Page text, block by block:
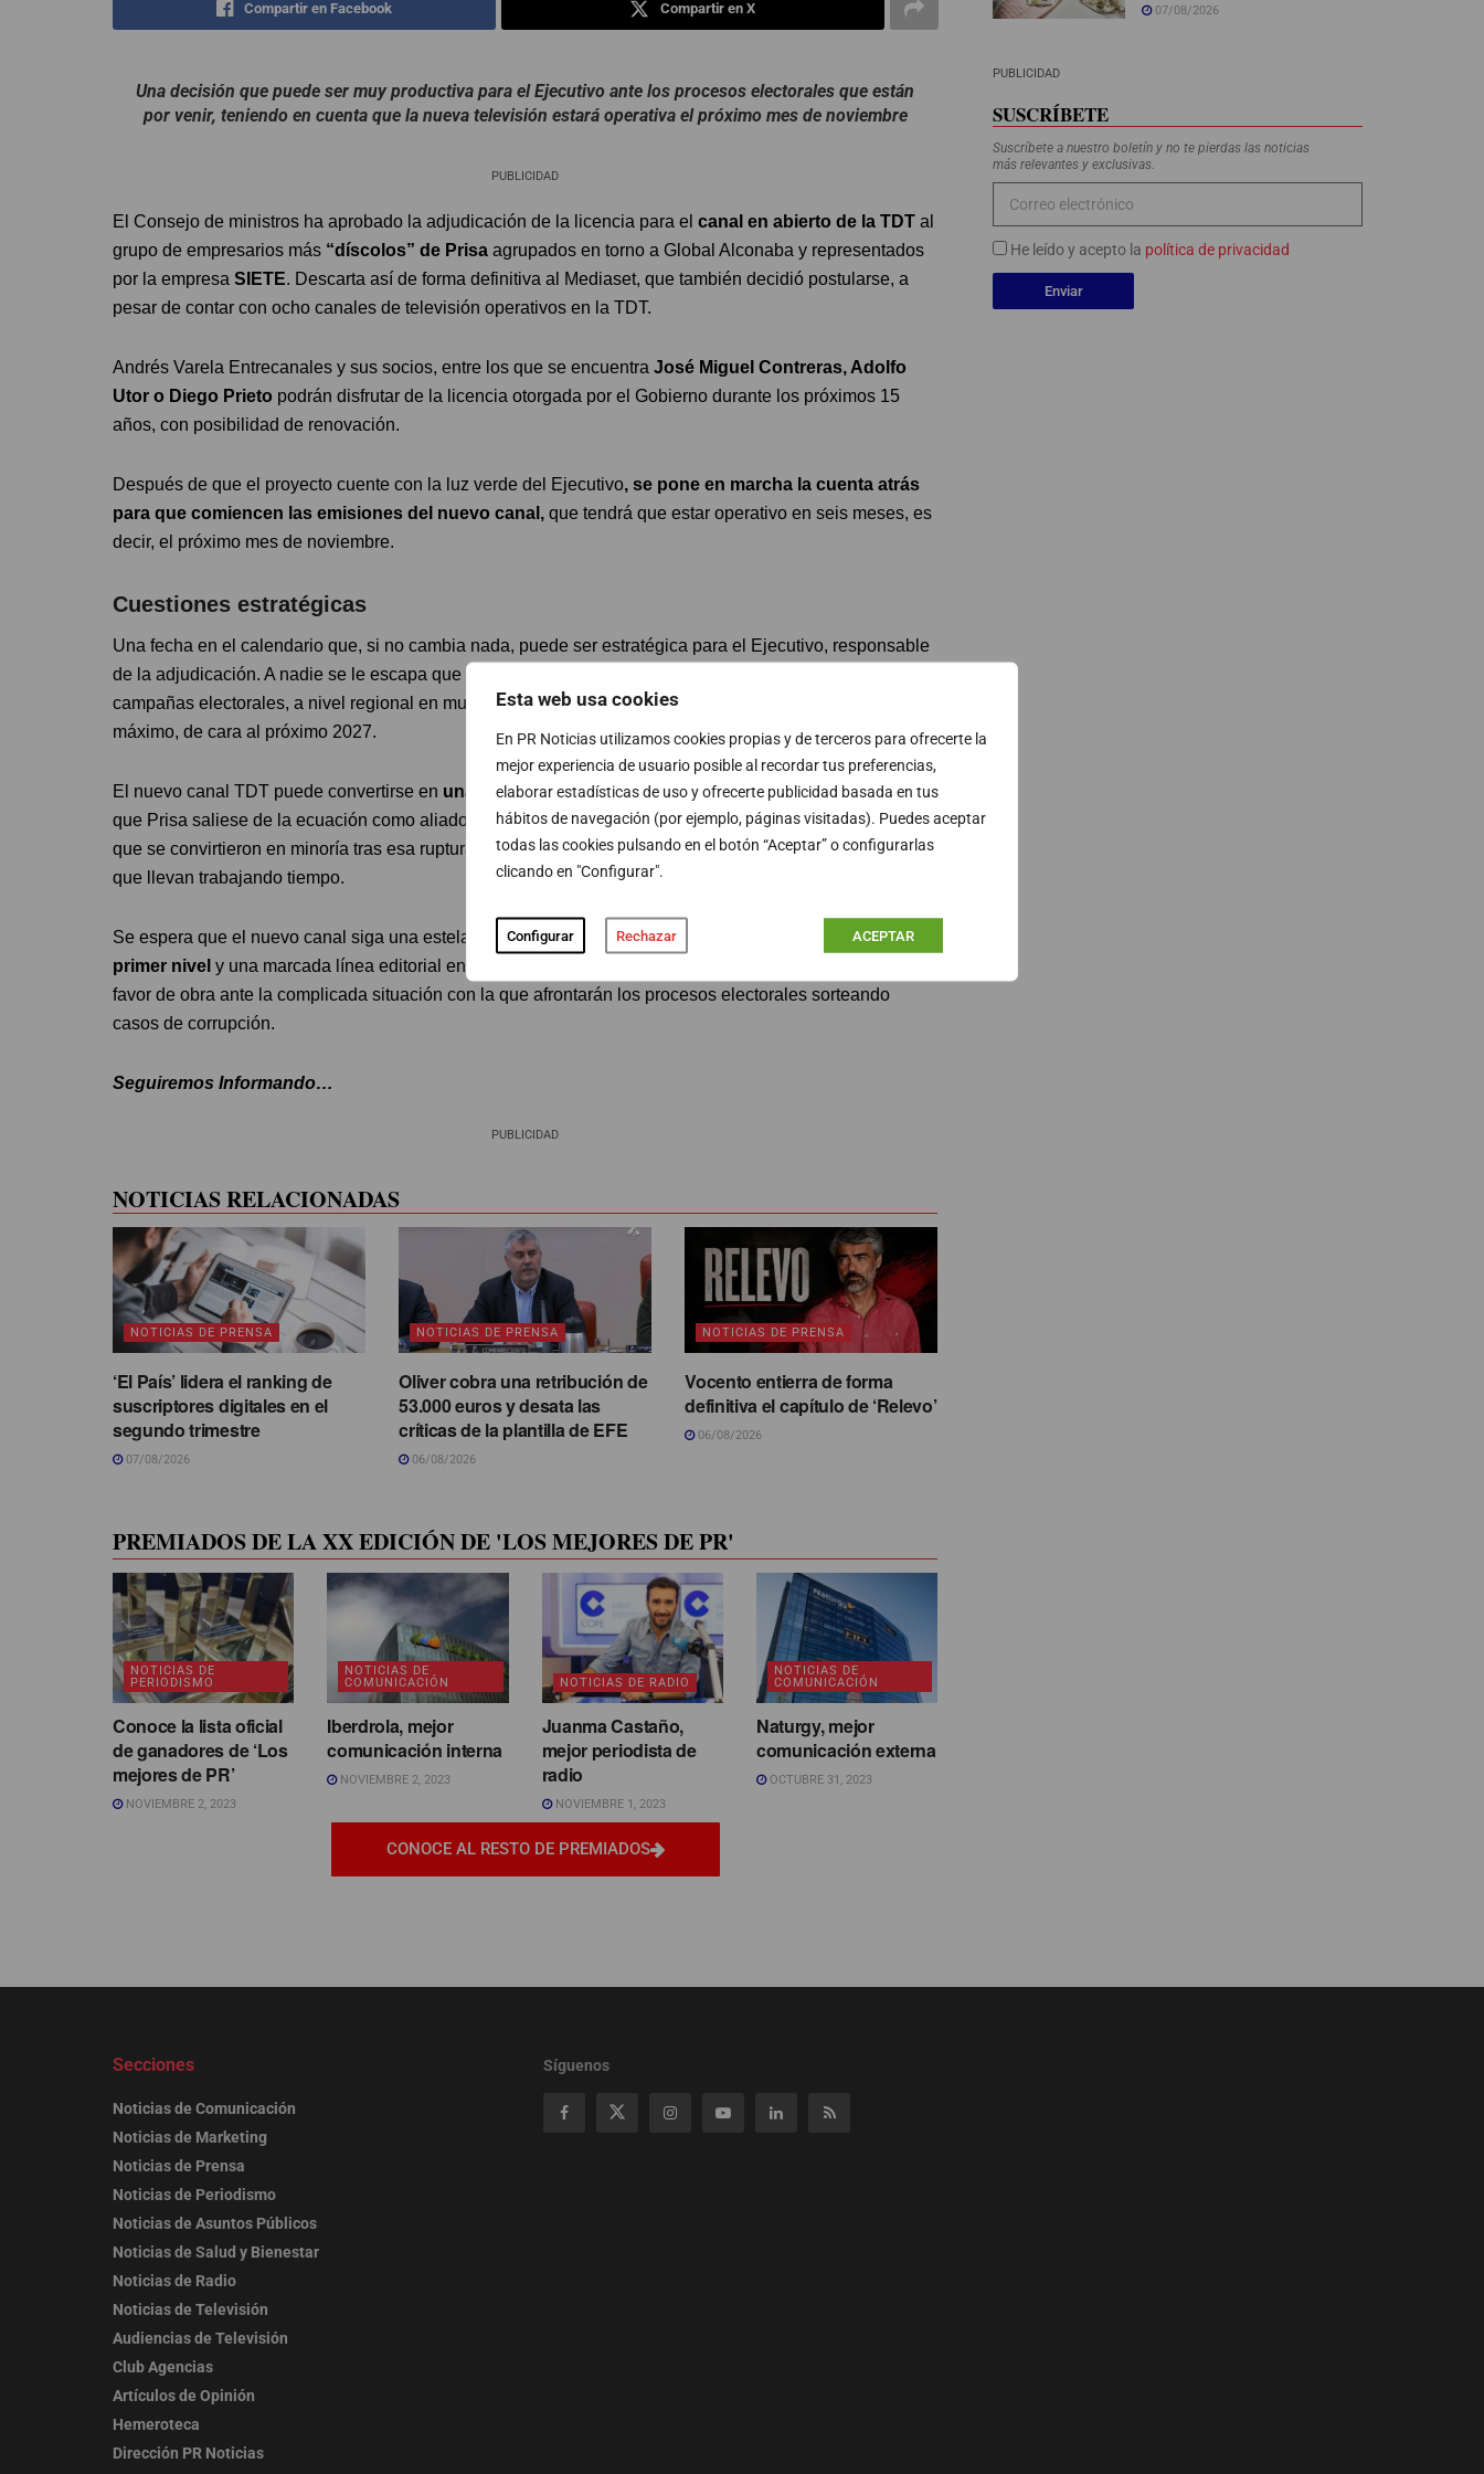
Esta web usa cookies
En PR Noticias utilizamos cookies propias y de terceros para ofrecerte la
mejor experiencia de usuario posible al recordar tus preferencias,
elaborar estadísticas de uso y ofrecerte publicidad basada en tus
hábitos de navegación (por ejemplo, páginas visitadas). Puedes aceptar
todas las cookies pulsando en el botón “Aceptar” o configurarlas
clicando en "Configurar".
Configurar Rechazar ACEPTAR
Compartir en Facebook Compartir en X
Una decisión que puede ser muy productiva para el Ejecutivo ante los procesos electorales que están
por venir, teniendo en cuenta que la nueva televisión estará operativa el próximo mes de noviembre
PUBLICIDAD
El Consejo de ministros ha aprobado la adjudicación de la licencia para el canal en abierto de la TDT al
grupo de empresarios más “díscolos” de Prisa agrupados en torno a Global Alconaba y representados
por la empresa SIETE. Descarta así de forma definitiva al Mediaset, que también decidió postularse, a
pesar de contar con ocho canales de televisión operativos en la TDT.
Andrés Varela Entrecanales y sus socios, entre los que se encuentra José Miguel Contreras, Adolfo
Utor o Diego Prieto podrán disfrutar de la licencia otorgada por el Gobierno durante los próximos 15
años, con posibilidad de renovación.
Después de que el proyecto cuente con la luz verde del Ejecutivo, se pone en marcha la cuenta atrás
para que comiencen las emisiones del nuevo canal, que tendrá que estar operativo en seis meses, es
decir, el próximo mes de noviembre.
Cuestiones estratégicas
Una fecha en el calendario que, si no cambia nada, puede ser estratégica para el Ejecutivo, responsable
de la adjudicación. A nadie se le escapa que en los próximos meses serán clave de cara a las próximas
campañas electorales, a nivel regional en muchos territorios el próximo 2026 y a nivel general, como
máximo, de cara al próximo 2027.
El nuevo canal TDT puede convertirse en una herramienta estratégicapara el Gobierno después de
que Prisa saliese de la ecuación como aliado indiscutible en los planes de Pedro Sánchez. Los díscolos
que se convirtieron en minoría tras esa ruptura son ahora los que tienen en su poder este nuevo canal el
que llevan trabajando tiempo.
Se espera que el nuevo canal siga una estela similar a la marcada por RTVE, c
ontará con rostros de
primer nivel y una marcada línea editorial en sintonía con lo que buscan ahora en Moncloa, que rime a
favor de obra ante la complicada situación con la que afrontarán los procesos electorales sorteando
casos de corrupción.
Seguiremos Informando…
PUBLICIDAD
NOTICIAS RELACIONADAS
NOTICIAS DE PRENSA
‘El País’ lidera el ranking de
suscriptores digitales en el
segundo trimestre
07/08/2026
NOTICIAS DE PRENSA
Oliver cobra una retribución de
53.000 euros y desata las
críticas de la plantilla de EFE
06/08/2026
NOTICIAS DE PRENSA
Vocento entierra de forma
definitiva el capítulo de ‘Relevo’
06/08/2026
PREMIADOS DE LA XX EDICIÓN DE 'LOS MEJORES DE PR'
NOTICIAS DE
PERIODISMO
Conoce la lista oficial
de ganadores de ‘Los
mejores de PR’
NOVIEMBRE 2, 2023
NOTICIAS DE
COMUNICACIÓN
Iberdrola, mejor
comunicación interna
NOVIEMBRE 2, 2023
NOTICIAS DE RADIO
Juanma Castaño,
mejor periodista de
radio
NOVIEMBRE 1, 2023
NOTICIAS DE
COMUNICACIÓN
Naturgy, mejor
comunicación externa
OCTUBRE 31, 2023
CONOCE AL RESTO DE PREMIADOS
07/08/2026
PUBLICIDAD
SUSCRÍBETE
Suscríbete a nuestro boletín y no te pierdas las noticias
más relevantes y exclusivas.
He leído y acepto la política de privacidad
Enviar
Secciones
Noticias de Comunicación
Noticias de Marketing
Noticias de Prensa
Noticias de Periodismo
Noticias de Asuntos Públicos
Noticias de Salud y Bienestar
Noticias de Radio
Noticias de Televisión
Audiencias de Televisión
Club Agencias
Artículos de Opinión
Hemeroteca
Dirección PR Noticias
Síguenos